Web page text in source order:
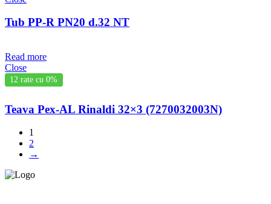
Tub PP-R PN20 d.32 NT
Read more
Close
12 rate cu 0%
Teava Pex-AL Rinaldi 32×3 (7270032003N)
1
2
→